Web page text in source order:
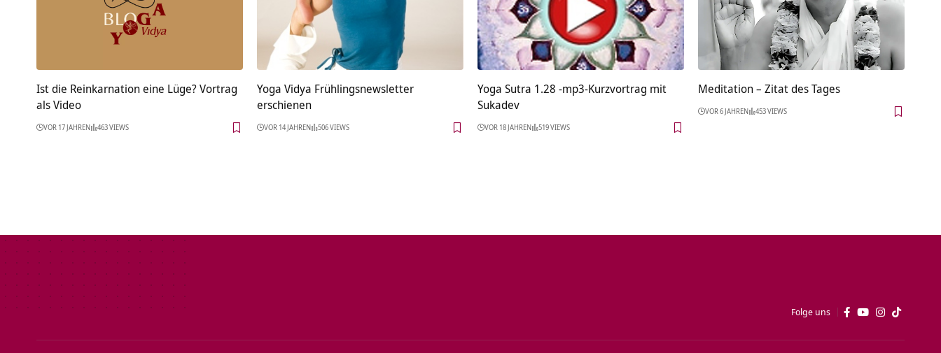
Ist die Reinkarnation eine Lüge? Vortrag
als Video
VOR 17 JAHREN 463 VIEWS
Yoga Vidya Frühlingsnewsletter
erschienen
VOR 14 JAHREN 506 VIEWS
Yoga Sutra 1.28 -mp3-Kurzvortrag mit
Sukadev
VOR 18 JAHREN 519 VIEWS
Meditation – Zitat des Tages
VOR 6 JAHREN 453 VIEWS
Folge uns